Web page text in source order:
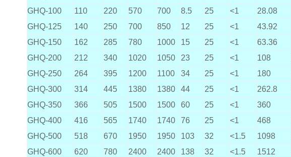
GHQ-100
110 220 570 700 8.5 25 <1
28.08
GHQ-125
140 250 700 850 12 25 <1
43.92
GHQ-150
162 285 780 1000 15 25 <1
63.36
GHQ-200
212 340 1020 1050 23 25 <1 108
GHQ-250
264 395 1200 1100 34 25 <1 180
GHQ-300
314 445 1380 1380 44 25 <1 262.8
GHQ-350
366 505 1500 1500 60 25 <1 360
GHQ-400
416 565 1740 1740 76 25 <1 468
GHQ-500
518 670 1950 1950 103 32 <1.5 1098
GHQ-600
620 780 2400 2400 138 32 <1.5 1512